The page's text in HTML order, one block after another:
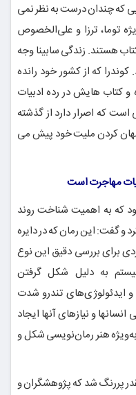
که چندان درست به نظر نمی
توما، ترزا و علی‌الخصوص
هستند. زندگی سابینا وجه
کوندرا که از کشور خود رانده
و کتاب هایش در رده ادبیات
که اصرار دارد از گذشته
کردن ملیت خود پیش می
مهاجرت است
که به اهمیت شناخت روند
و گفت: این رمان که در دایره
برای بررسی دقیق این نوع
به دلیل شکل گرفتن
ایدئولوژی‌های تندرو شدت
و نیازهای آنها ایجاد
هنر رمان‌نویسی شکل و
پررنگ شد که پژوهشگران و